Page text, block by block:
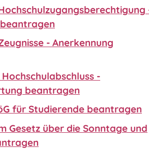
- Anerkennung
-
beantragen
für Studierende beantragen
Gesetz über die Sonntage und